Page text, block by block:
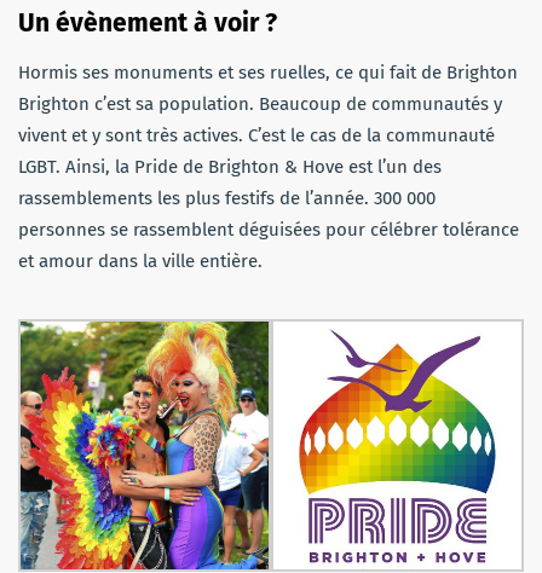
Un évènement à voir ?
Hormis ses monuments et ses ruelles, ce qui fait de Brighton
Brighton c’est sa population. Beaucoup de communautés y
vivent et y sont très actives. C’est le cas de la communauté
LGBT. Ainsi, la Pride de Brighton & Hove est l’un des
rassemblements les plus festifs de l’année. 300 000
personnes se rassemblent déguisées pour célébrer tolérance
et amour dans la ville entière.